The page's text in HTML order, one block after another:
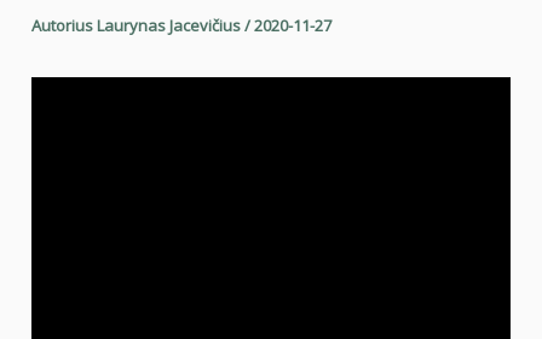
AutoriusLaurynas Jacevičius/2020-11-27